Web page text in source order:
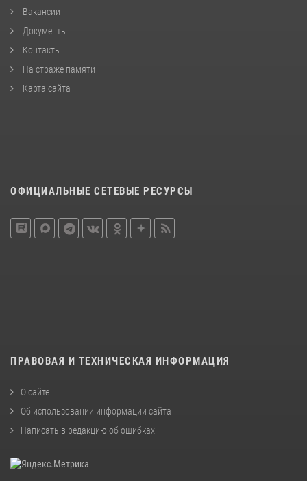
Вакансии
Документы
Контакты
На страже памяти
Карта сайта
ОФИЦИАЛЬНЫЕ СЕТЕВЫЕ РЕСУРСЫ
ПРАВОВАЯ И ТЕХНИЧЕСКАЯ ИНФОРМАЦИЯ
О сайте
Об использовании информации сайта
Написать в редакцию об ошибках